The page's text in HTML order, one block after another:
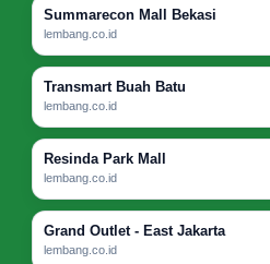
Summarecon Mall Bekasi
lembang.co.id
Transmart Buah Batu
lembang.co.id
Resinda Park Mall
lembang.co.id
Grand Outlet - East Jakarta
lembang.co.id